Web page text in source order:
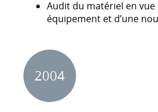
Audit du matériel en vue
équipement et d’une
2004